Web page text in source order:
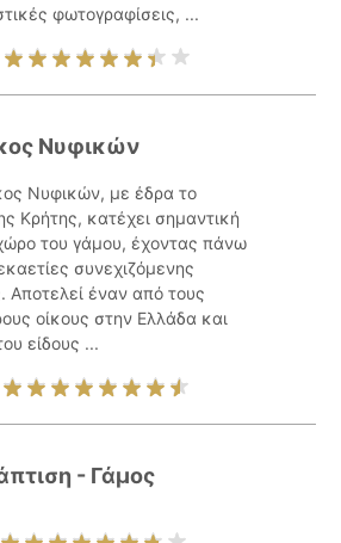
φωτογραφίσεις, ...
Νυφικών
Νυφικών, με έδρα το
Κρήτης, κατέχει σημαντική
του γάμου, έχοντας πάνω
συνεχιζόμενης
Αποτελεί έναν από τους
οίκους στην Ελλάδα και
είδους ...
- Γάμος